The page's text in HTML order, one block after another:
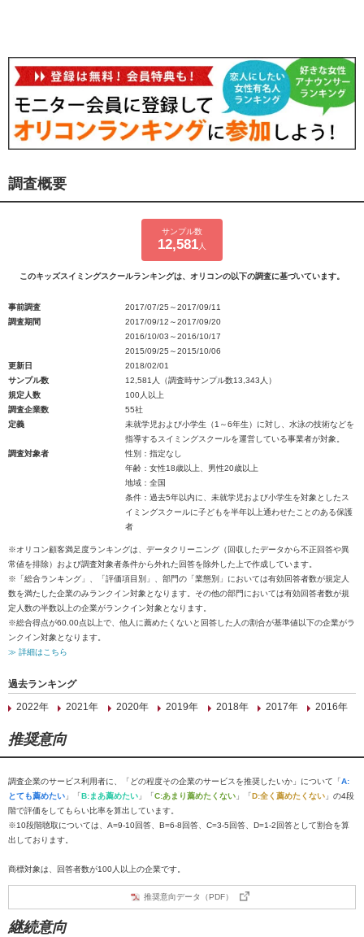
調査概要
サンプル数
12,581 人
このキッズスイミングスクールランキングは、オリコンの以下の調査に基づいています。
事前調査
2017/07/25～2017/09/11
調査期間
2017/09/12～2017/09/20
2016/10/03～2016/10/17
2015/09/25～2015/10/06
更新日
2018/02/01
サンプル数
12,581人（調査時サンプル数13,343人）
規定人数
100人以上
調査企業数
55社
定義
未就学児および小学生（1～6年生）に対し、水泳の技術などを
指導するスイミングスクールを運営している事業者が対象。
調査対象者
性別：指定なし
年齢：女性18歳以上、男性20歳以上
地域：全国
条件：過去5年以内に、未就学児および小学生を対象としたス
イミングスクールに子どもを半年以上通わせたことのある保護
者
※オリコン顧客満足度ランキングは、データクリーニング（回収したデータから不正回答や異
常値を排除）および調査対象者条件から外れた回答を除外した上で作成しています。
※「総合ランキング」、「評価項目別」、部門の「業態別」においては有効回答者数が規定人
数を満たした企業のみランクイン対象となります。その他の部門においては有効回答者数が規
定人数の半数以上の企業がランクイン対象となります。
※総合得点が60.00点以上で、他人に薦めたくないと回答した人の割合が基準値以下の企業がラ
ンクイン対象となります。
≫ 詳細はこちら
過去ランキング
2022年
2021年 2020年 2019年 2018年 2017年 2016年
推奨意向
調査企業のサービス利用者に、「どの程度その企業のサービスを推奨したいか」について「A:
とても薦めたい 」「B:まあ薦めたい 」「C:あまり薦めたくない 」「D:全く薦めたくない 」の4段
階で評価をしてもらい比率を算出しています。
※10段階聴取については、A=9-10回答、B=6-8回答、C=3-5回答、D=1-2回答として割合を算
出しております。
商標対象は、回答者数が100人以上の企業です。
推奨意向データ（PDF）
継続意向